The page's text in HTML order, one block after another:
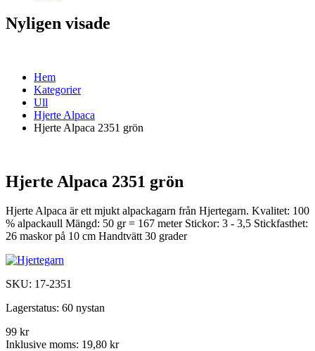
Nyligen visade
Hem
Kategorier
Ull
Hjerte Alpaca
Hjerte Alpaca 2351 grön
Hjerte Alpaca 2351 grön
Hjerte Alpaca är ett mjukt alpackagarn från Hjertegarn. Kvalitet: 100
% alpackaull Mängd: 50 gr = 167 meter Stickor: 3 - 3,5 Stickfasthet:
26 maskor på 10 cm Handtvätt 30 grader
SKU: 17-2351
Lagerstatus: 60 nystan
99 kr
Inklusive moms: 19,80 kr